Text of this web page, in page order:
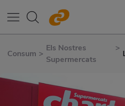
Consum >
Els Nostres
Supermercats
>